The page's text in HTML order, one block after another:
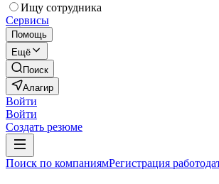
Ищу сотрудника
Сервисы
Помощь
Ещё
Поиск
Алагир
Войти
Войти
Создать резюме
Поиск по компаниямРегистрация